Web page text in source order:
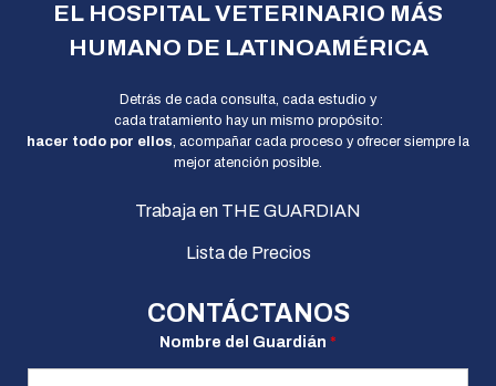
EL HOSPITAL VETERINARIO MÁS
HUMANO DE LATINOAMÉRICA
Detrás de cada consulta, cada estudio y
cada tratamiento hay un mismo propósito:
hacer todo por ellos, acompañar cada proceso y ofrecer siempre la
mejor atención posible.
Trabaja en THE GUARDIAN
Lista de Precios
CONTÁCTANOS
C
o
Nombre del Guardián *